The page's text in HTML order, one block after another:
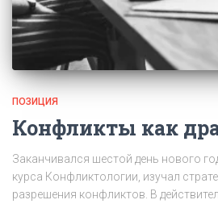
ПОЗИЦИЯ
Конфликты как
Заканчивался шестой день нового
курса Конфликтологии, изучал
разрешения конфликтов. В